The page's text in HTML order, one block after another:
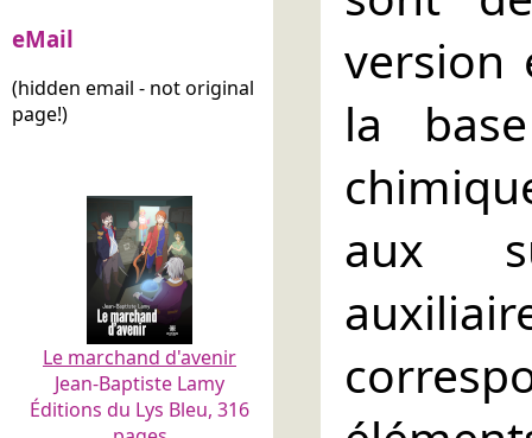
eMail
(hidden email - not original
page!)
Le marchand d'avenir
Jean-Baptiste Lamy
Éditions du Lys Bleu, 316
version
la
aux